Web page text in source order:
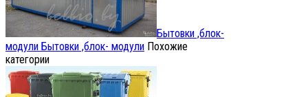
Бытовки ,блок-
модули Бытовки ,блок- модули Похожие
категории